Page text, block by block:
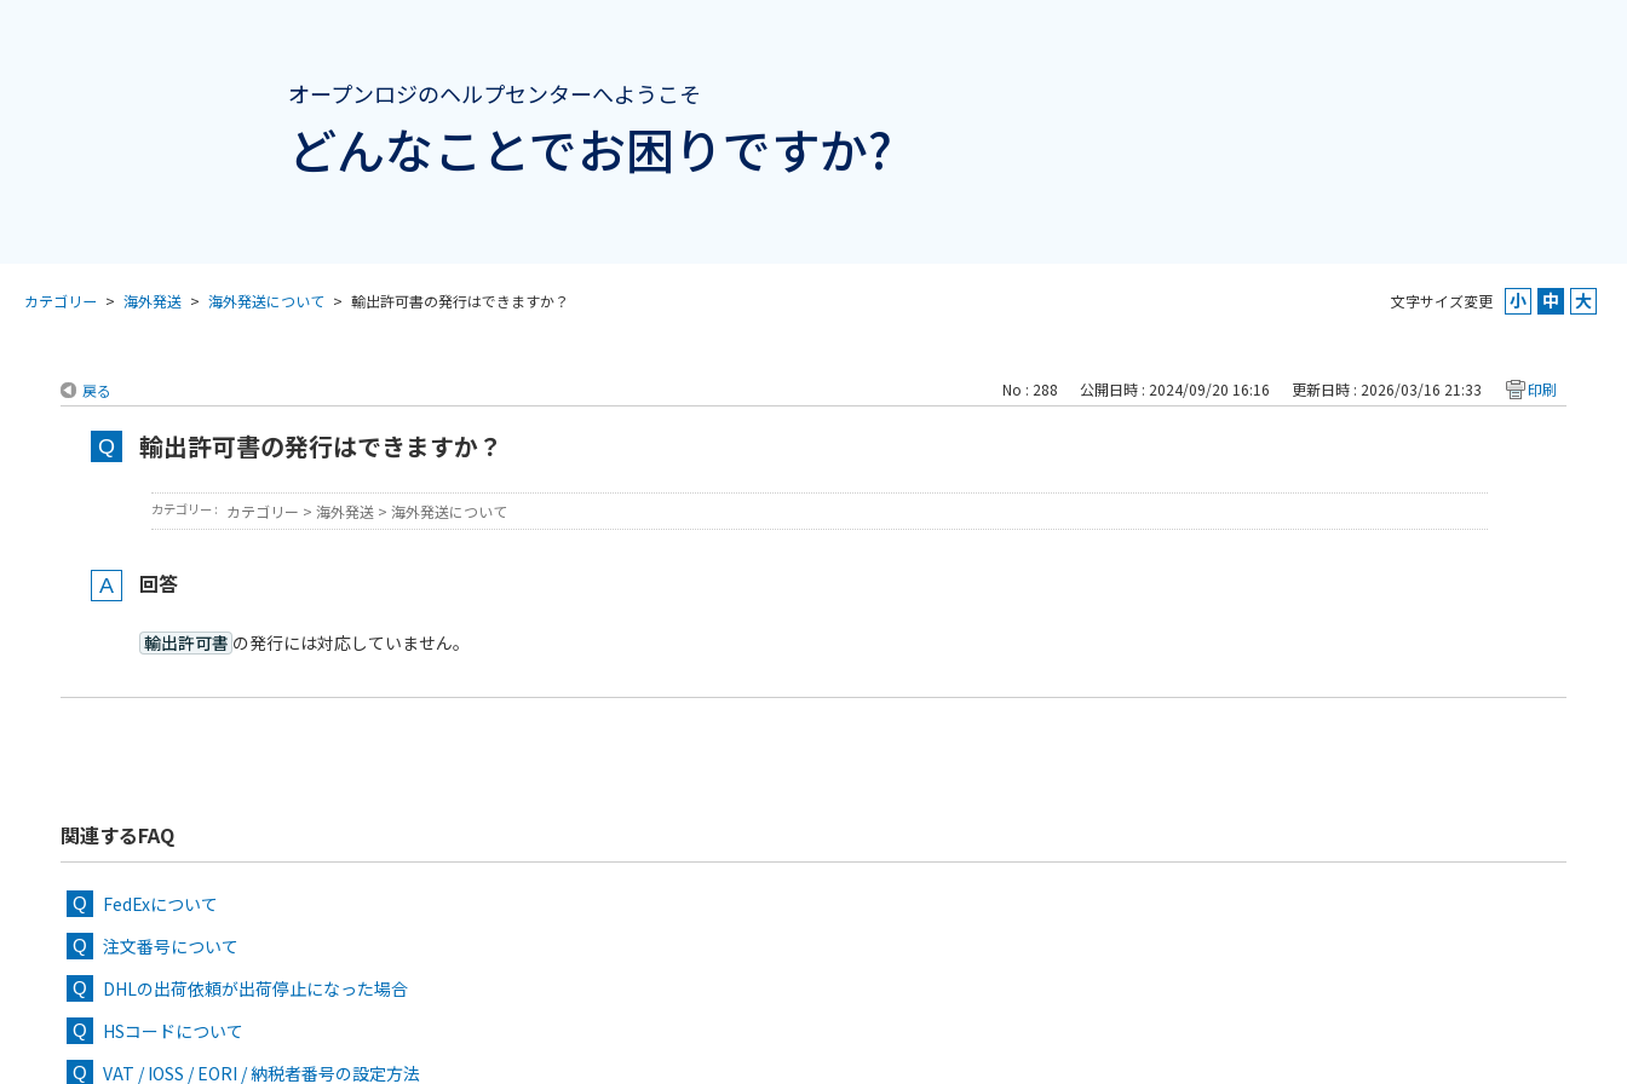
オープンロジのヘルプセンターへようこそ
どんなことでお困りですか?
文字サイズ変更
カテゴリー > 海外発送 > 海外発送について > 輸出許可書の発行はできますか？
戻る No : 288 公開日時 : 2024/09/20 16:16 更新日時 : 2026/03/16 21:33 印刷
輸出許可書の発行はできますか？
カテゴリー : カテゴリー > 海外発送 > 海外発送について
回答
輸出許可書 の発行には対応していません。
関連するFAQ
FedExについて
注文番号について
DHLの出荷依頼が出荷停止になった場合
HSコードについて
VAT / IOSS / EORI / 納税者番号の設定方法